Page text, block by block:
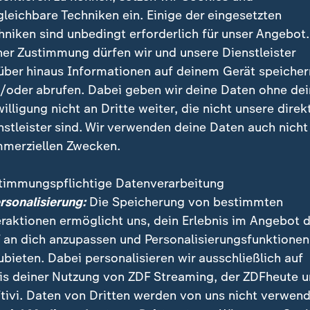
Menschen.
zeigt uns ein Foto. Ein junger weißer Mann hockt
starr. Seine Sonnenbrille steckt im schwarzen T-
Hand eine Info-Broschüre. Nur Wochen später
Menschen erschießen.
Techniken ein. Einige der eingesetzten
sind unbedingt erforderlich für unser
Zustimmung dürfen wir und unsere Dienstleister
hinaus Informationen auf deinem Gerät
oder abrufen. Dabei geben wir deine Daten ohne
nicht an Dritte weiter, die nicht unsere
sind. Wir verwenden deine Daten auch nicht
Zwecken.
Datenverarbeitung
Die Speicherung von bestimmten
ermöglicht uns, dein Erlebnis im Angebot
an dich anzupassen und Personalisierungsfunktionen
Dabei personalisieren wir ausschließlich auf
deiner Nutzung von ZDF Streaming, der ZDFheute
Daten von Dritten werden von uns nicht